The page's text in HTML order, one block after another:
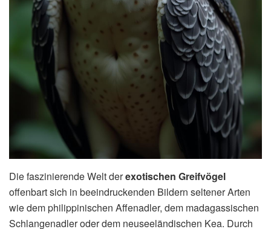
Die faszinierende Welt derexotischen Greifvögel
offenbart sich in beeindruckenden Bildern seltener Arten
wie dem philippinischen Affenadler, dem madagassischen
Schlangenadler oder dem neuseeländischen Kea. Durch